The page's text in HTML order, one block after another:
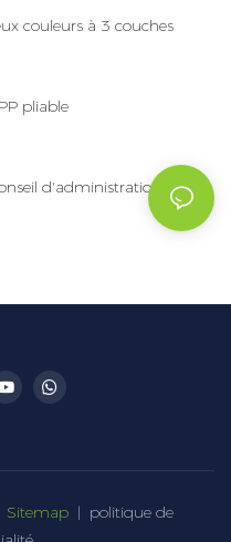
couleurs à 3 couches
pliable
d'administration de
Sitemap | politique de